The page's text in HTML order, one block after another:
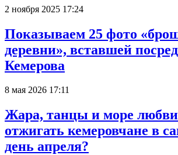
2 ноября 2025 17:24
Показываем 25 фото
деревни», вставшей
Кемерова
8 мая 2026 17:11
Жара, танцы и море
отжигать кемеровчане в
день апреля?